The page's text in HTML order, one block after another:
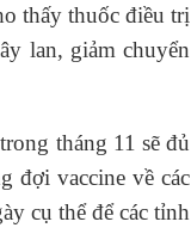
thấy thuốc điều trị
lan, giảm chuyển
tháng 11 sẽ đủ
đợi vaccine về các
cụ thể để các tỉnh